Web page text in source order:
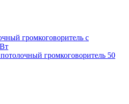
потолочный громкоговоритель 50